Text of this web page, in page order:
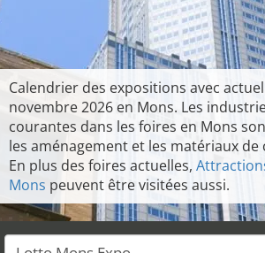
Calendrier des expositions avec
novembre 2026 en Mons. Les
courantes dans les foires en Mons
les aménagement et les matériaux
En plus des foires actuelles,
Mons peuvent être visitées aussi.